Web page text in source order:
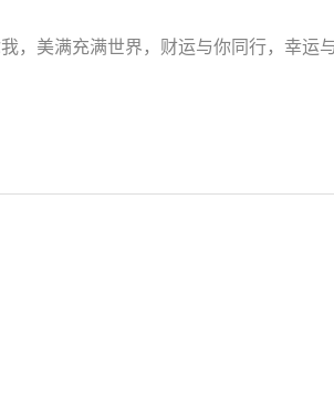
美满充满世界，财运与你同行，幸运